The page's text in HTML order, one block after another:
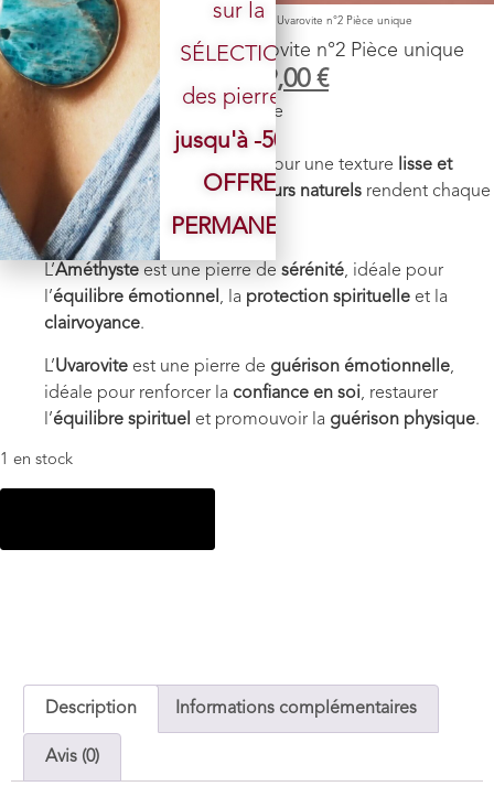
Accueil/Boutique/ Pendules / Pendule Améthyste et Uvarovite n°2 Pièce unique
Pendule Améthyste et Uvarovite n°2 Pièce unique
49,00 € 39,00 €
Pierre: Améthyste et Uvarovite
Poids
: environ 9.22 g
Finition: Lapierre est polie pour une texture lisse et
agréable. Sesmotifs et couleurs naturels rendent chaque
penduleunique
.
Vertus énergétiques
L’Améthyste est une pierre de sérénité, idéale pour
l’équilibre émotionnel, la protection spirituelle et la
clairvoyance.
L’Uvarovite est une pierre de guérison émotionnelle,
idéale pour renforcer la confiance en soi, restaurer
l’équilibre spirituel et promouvoir la guérison physique.
1 en stock
Description Informations complémentaires
Avis (0)
sur la
SÉLECTION
des pierres.
jusqu'à -50%
OFFRE
PERMANENTE